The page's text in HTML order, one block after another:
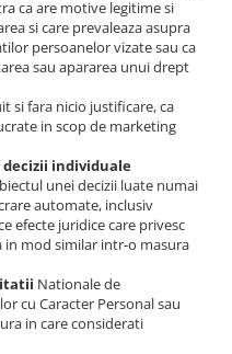
ca are motive legitime si
si care prevaleaza asupra
persoanelor vizate sau ca
sau apararea unui drept
si fara nicio justificare, ca
in scop de marketing
individuale
unei decizii luate numai
automate, inclusiv
efecte juridice care privesc
in mod similar intr-o masura
Nationale de
cu Caracter Personal sau
in care considerati